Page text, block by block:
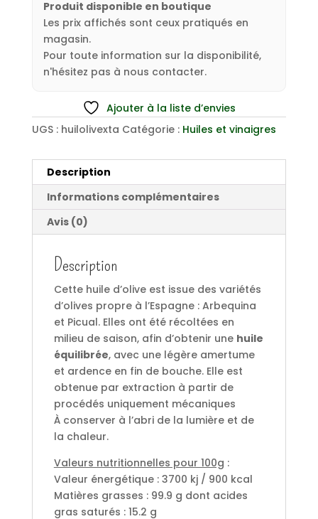
Produit disponible en boutique
Les prix affichés sont ceux pratiqués en
magasin.
Pour toute information sur la disponibilité,
n'hésitez pas à nous contacter.
Ajouter à la liste d’envies
UGS : huilolivexta Catégorie : Huiles et vinaigres
Description
Informations complémentaires
Avis (0)
Description
Cette huile d’olive est issue des variétés
d’olives propre à l’Espagne : Arbequina
et Picual. Elles ont été récoltées en
milieu de saison, afin d’obtenir une huile
équilibrée, avec une légère amertume
et ardence en fin de bouche. Elle est
obtenue par extraction à partir de
procédés uniquement mécaniques
À conserver à l’abri de la lumière et de
la chaleur.
Valeurs nutritionnelles pour 100g :
Valeur énergétique : 3700 kj / 900 kcal
Matières grasses : 99.9 g dont acides
gras saturés : 15.2 g